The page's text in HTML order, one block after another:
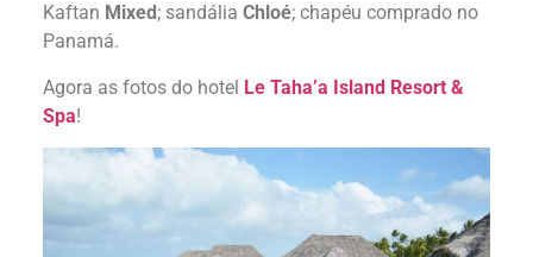
Kaftan Mixed ; sandália Chloé; chapéu comprado no
Panamá.
Agora as fotos do hotel Le Taha’a Island Resort &
Spa!